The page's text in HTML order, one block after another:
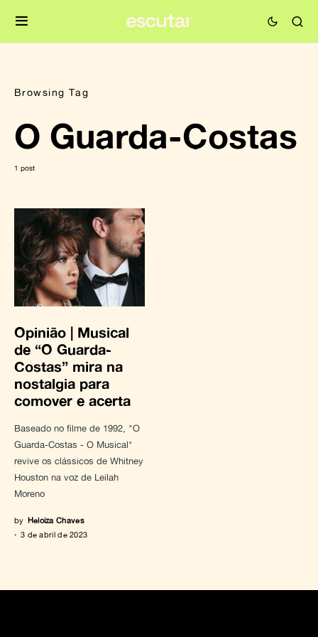
Browsing Tag
O Guarda-Costas
1 post
Opinião | Musical
de “O Guarda-
Costas” mira na
nostalgia para
comover e acerta
Baseado no filme de 1992, "O
Guarda-Costas - O Musical"
revive os clássicos de Whitney
Houston na voz de Leilah
Moreno
by Heloiza Chaves
3 de abril de 2023